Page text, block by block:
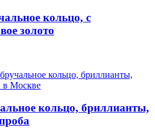
кольцо, с
золото
кольцо, бриллианты,